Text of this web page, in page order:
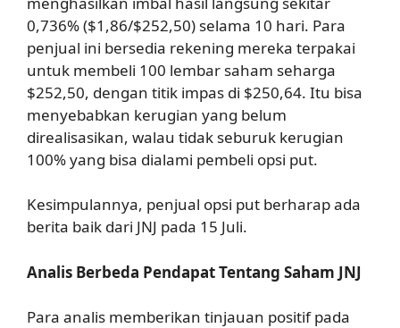
0,736% ($1,86/$252,50) selama 10 hari. Para
penjual ini bersedia rekening mereka terpakai
untuk membeli 100 lembar saham seharga
$252,50, dengan titik impas di $250,64. Itu bisa
menyebabkan kerugian yang belum
direalisasikan, walau tidak seburuk kerugian
100% yang bisa dialami pembeli opsi put.
Kesimpulannya, penjual opsi put berharap ada
berita baik dari JNJ pada 15 Juli.
Analis Berbeda Pendapat Tentang Saham JNJ
Para analis memberikan tinjauan positif pada